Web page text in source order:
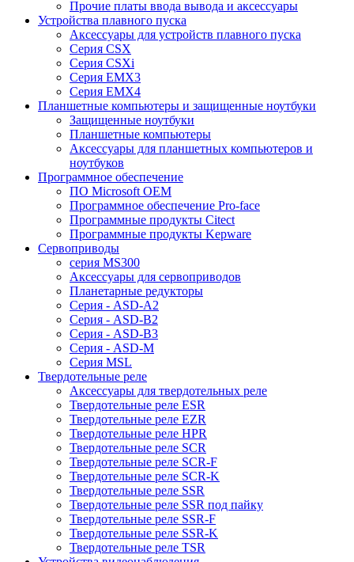
Прочие платы ввода вывода и аксессуары
Устройства плавного пуска
Аксессуары для устройств плавного пуска
Серия CSX
Серия CSXi
Серия EMX3
Серия EMX4
Планшетные компьютеры и защищенные ноутбуки
Защищенные ноутбуки
Планшетные компьютеры
Аксессуары для планшетных компьютеров и
ноутбуков
Программное обеспечение
ПО Microsoft OEM
Программное обеспечение Pro-face
Программные продукты Citect
Программные продукты Kepware
Сервоприводы
серия MS300
Аксессуары для сервоприводов
Планетарные редукторы
Серия - ASD-A2
Серия - ASD-B2
Серия - ASD-B3
Серия - ASD-M
Серия MSL
Твердотельные реле
Аксессуары для твердотельных реле
Твердотельные реле ESR
Твердотельные реле EZR
Твердотельные реле HPR
Твердотельные реле SCR
Твердотельные реле SCR-F
Твердотельные реле SCR-K
Твердотельные реле SSR
Твердотельные реле SSR под пайку
Твердотельные реле SSR-F
Твердотельные реле SSR-K
Твердотельные реле TSR